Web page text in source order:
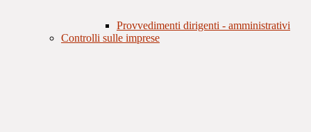
Provvedimenti dirigenti - amministrativi
Controlli sulle imprese